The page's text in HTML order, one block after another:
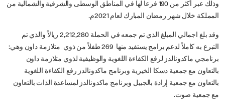
وذلك عبر أكثر من 190 فرعا لها في المناطق الوسطى والشرقية والشمالية من
المملكة خلال شهر رمضان المبارك لعام 2021م.
وقد بلغ اجمالي المبلغ الذي تم جمعه في الحملة 2,212,280 ريالاً والذي تم
التبرع به كاملاً لدعم برامج يستفيد منها 269 طفلاً من ذوي متلازمة داون وهي:
برنامجي ماكدونالدز لرفع الكفاءة اللغوية والوظيفية لذوي متلازمة داون
بالتعاون مع جمعية دسكا الخيرية وبرنامج ماكدونالدز رفع الكفاءة اللغوية
بالتعاون مع جمعية إرادة بالجبيل وبرنامج ماكدونالدز لمساعدة الذات بالتعاون
مع جمعية صوت.